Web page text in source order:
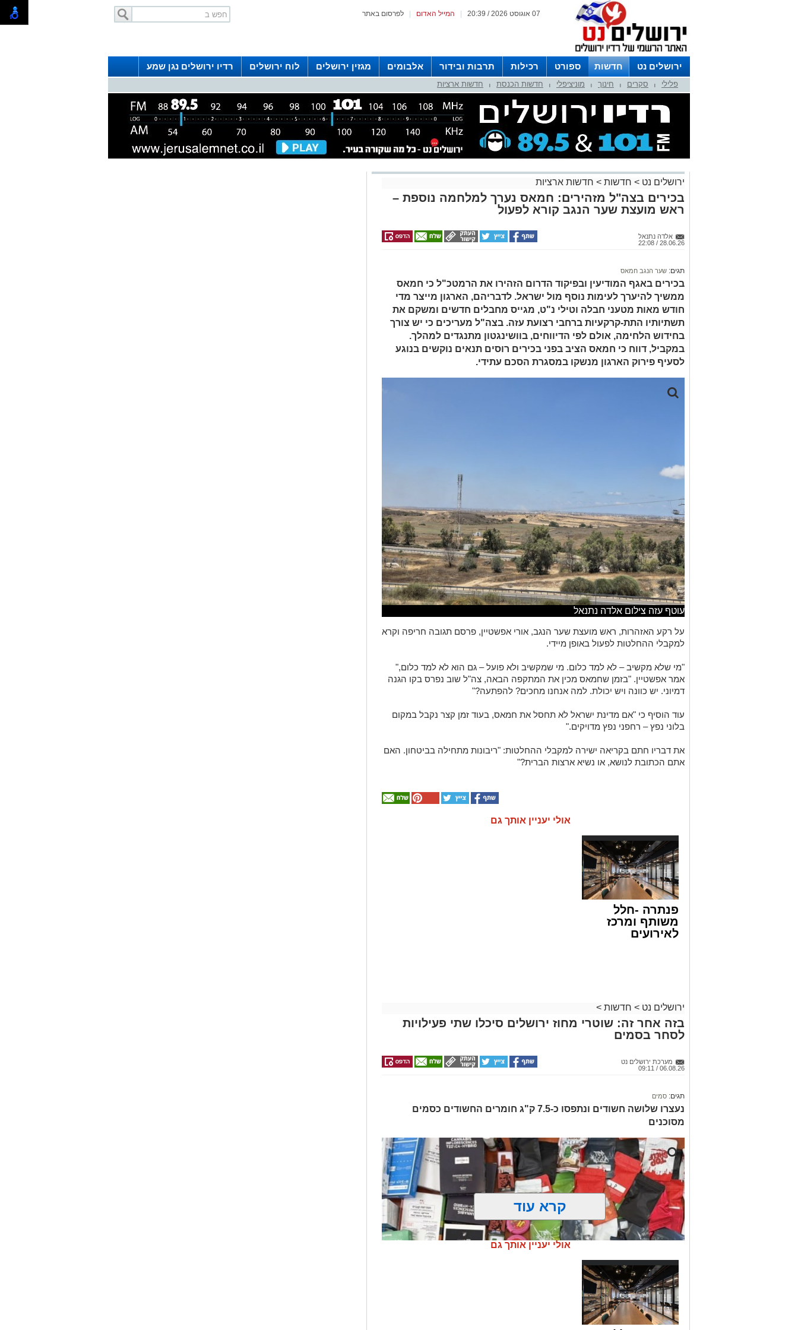
לפרסום באתר המייל האדום 07 אוגוסט 2026 / 20:39
ירושלים נט חדשות ספורט רכילות תרבות ובידור אלבומים מגזין ירושלים לוח ירושלים
רדיו ירושלים נגן שמע
לפרסום ברדיו צרו קשר
לוח שדורים רדיו ירושלים פלילי סקרים חינוך מוניציפלי חדשות הכנסת חדשות ארציות
ירושלים נט > חדשות > חדשות ארציות
בכירים בצה"ל מזהירים: חמאס נערך למלחמה נוספת –
ראש מועצת שער הנגב קורא לפעול
אלדה נתנאל
28.06.26 / 22:08
תגים: שער הנגב חמאס
בכירים באגף המודיעין ובפיקוד הדרום הזהירו את הרמטכ"ל כי חמאס
ממשיך להיערך לעימות נוסף מול ישראל. לדבריהם, הארגון מייצר מדי
חודש מאות מטעני חבלה וטילי נ"ט, מגייס מחבלים חדשים ומשקם את
תשתיותיו התת-קרקעיות ברחבי רצועת עזה. בצה"ל מעריכים כי יש צורך
בחידוש הלחימה, אולם לפי הדיווחים, בוושינגטון מתנגדים למהלך.
במקביל, דווח כי חמאס הציב בפני בכירים רוסים תנאים נוקשים בנוגע
לסעיף פירוק הארגון מנשקו במסגרת הסכם עתידי.
עוטף עזה צילום אלדה נתנאל
על רקע האזהרות, ראש מועצת שער הנגב, אורי אפשטיין, פרסם תגובה חריפה וקרא
למקבלי ההחלטות לפעול באופן מיידי.
"מי שלא מקשיב – לא למד כלום. מי שמקשיב ולא פועל – גם הוא לא למד כלום,"
אמר אפשטיין. "בזמן שחמאס מכין את המתקפה הבאה, צה"ל שוב נפרס בקו הגנה
דמיוני. יש כוונה ויש יכולת. למה אנחנו מחכים? להפתעה?"
עוד הוסיף כי "אם מדינת ישראל לא תחסל את חמאס, בעוד זמן קצר נקבל במקום
בלוני נפץ – רחפני נפץ מדויקים."
את דבריו חתם בקריאה ישירה למקבלי ההחלטות: "ריבונות מתחילה בביטחון. האם
אתם הכתובת לנושא, או נשיא ארצות הברית?"
אולי יעניין אותך גם
פנתרה -חלל
משותף ומרכז
לאירועים
ירושלים נט > חדשות >
בזה אחר זה: שוטרי מחוז ירושלים סיכלו שתי פעילויות
לסחר בסמים
מערכת ירושלים נט
06.08.26 / 09:11
תגים: סמים
נעצרו שלושה חשודים ונתפסו כ-7.5 ק"ג חומרים החשודים כסמים
מסוכנים
קרא עוד
אולי יעניין אותך גם